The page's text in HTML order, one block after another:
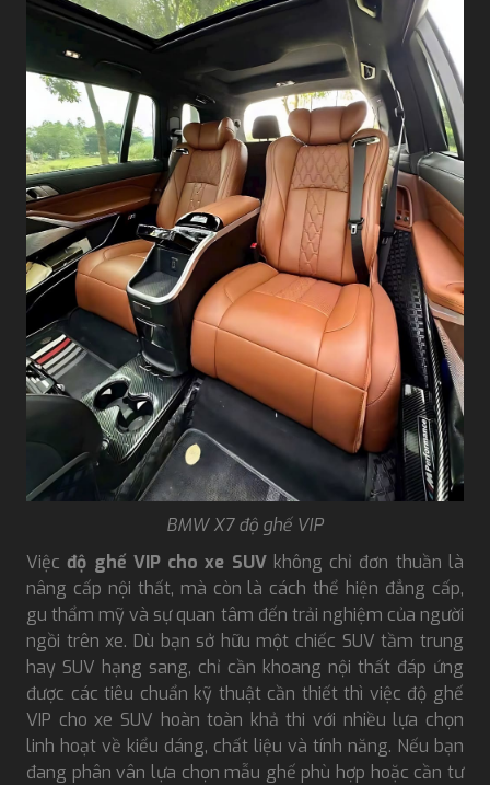
BMW X7 độ ghế VIP
Việcđộ ghế VIP cho xe SUVkhông chỉ đơn thuần là
nâng cấp nội thất, mà còn là cách thể hiện đẳng cấp,
gu thẩm mỹ và sự quan tâm đến trải nghiệm của người
ngồi trên xe. Dù bạn sở hữu một chiếc SUV tầm trung
hay SUV hạng sang, chỉ cần khoang nội thất đáp ứng
được các tiêu chuẩn kỹ thuật cần thiết thì việc độ ghế
VIP cho xe SUV hoàn toàn khả thi với nhiều lựa chọn
linh hoạt về kiểu dáng, chất liệu và tính năng. Nếu bạn
đang phân vân lựa chọn mẫu ghế phù hợp hoặc cần tư